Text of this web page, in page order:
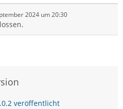
2024 um 20:30
veröffentlicht